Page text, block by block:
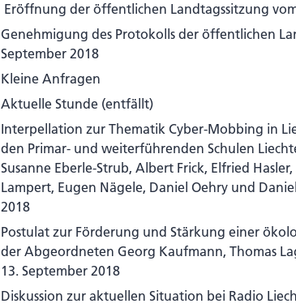
Eröffnung der öffentlichen Landtagssitzung
Genehmigung des Protokolls der öffentlichen
September 2018
Kleine Anfragen
Aktuelle Stunde (entfällt)
Interpellation zur Thematik Cyber-Mobbing in
den Primar- und weiterführenden Schulen
Susanne Eberle-Strub, Albert Frick, Elfried
Lampert, Eugen Nägele, Daniel Oehry und
2018
Postulat zur Förderung und Stärkung einer
der Abgeordneten Georg Kaufmann, Thomas
13. September 2018
Diskussion zur aktuellen Situation bei Radio